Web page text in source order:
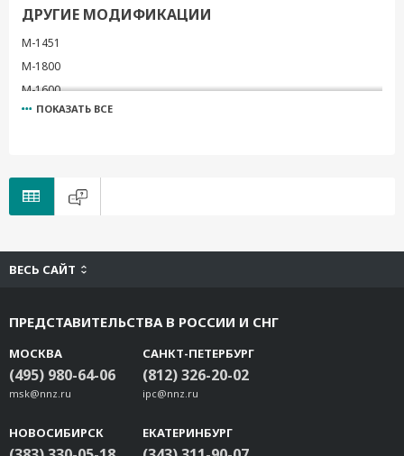
ДРУГИЕ МОДИФИКАЦИИ
M-1451
M-1800
M-1600
M-2601
ПОКАЗАТЬ ВСЕ
ВЕСЬ САЙТ
ПРЕДСТАВИТЕЛЬСТВА В РОССИИ И СНГ
МОСКВА
(495) 980-64-06
msk@nnz.ru
САНКТ-ПЕТЕРБУРГ
(812) 326-20-02
ipc@nnz.ru
НОВОСИБИРСК ЕКАТЕРИНБУРГ